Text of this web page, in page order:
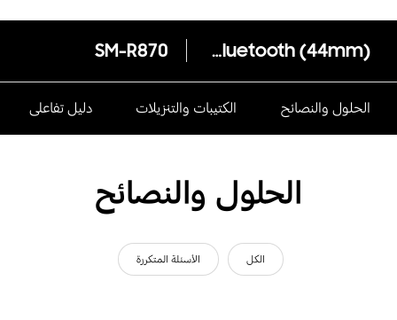
Galaxy Watch4 Bluetooth (44mm)
SM-R870
الحلول والنصائح الكتيبات والتنزيلات دليل تفاعلى
الحلول والنصائح
الكل الأسئلة المتكررة